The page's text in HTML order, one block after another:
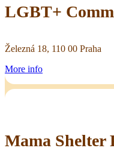
LGBT+
Železná 18, 110 00 Praha
More info
Mama Shelter